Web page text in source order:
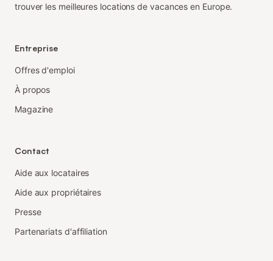
trouver les meilleures locations de vacances en Europe.
Entreprise
Offres d'emploi
À propos
Magazine
Contact
Aide aux locataires
Aide aux propriétaires
Presse
Partenariats d'affiliation